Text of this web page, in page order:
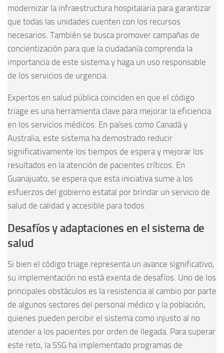
modernizar la infraestructura hospitalaria para garantizar
que todas las unidades cuenten con los recursos
necesarios. También se busca promover campañas de
concientización para que la ciudadanía comprenda la
importancia de este sistema y haga un uso responsable
de los servicios de urgencia.
Expertos en salud pública coinciden en que el código
triage es una herramienta clave para mejorar la eficiencia
en los servicios médicos. En países como Canadá y
Australia, este sistema ha demostrado reducir
significativamente los tiempos de espera y mejorar los
resultados en la atención de pacientes críticos. En
Guanajuato, se espera que esta iniciativa sume a los
esfuerzos del gobierno estatal por brindar un servicio de
salud de calidad y accesible para todos.
Desafíos y adaptaciones en el sistema de
salud
Si bien el código triage representa un avance significativo,
su implementación no está exenta de desafíos. Uno de los
principales obstáculos es la resistencia al cambio por parte
de algunos sectores del personal médico y la población,
quienes pueden percibir el sistema como injusto al no
atender a los pacientes por orden de llegada. Para superar
este reto, la SSG ha implementado programas de